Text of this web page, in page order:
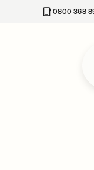
0800 368